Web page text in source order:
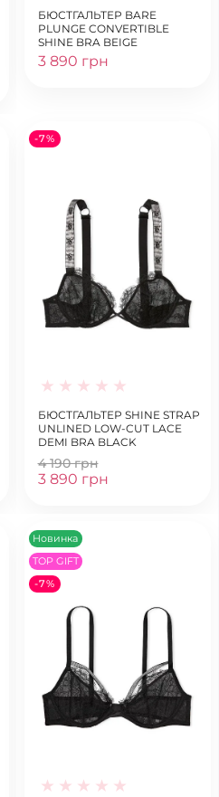
БЮСТГАЛЬТЕР BARE
PLUNGE CONVERTIBLE
SHINE BRA BEIGE
3 890 грн
-7%
БЮСТГАЛЬТЕР SHINE STRAP
UNLINED LOW-CUT LACE
DEMI BRA BLACK
4 190 грн
3 890 грн
Новинка
TOP GIFT
-7%